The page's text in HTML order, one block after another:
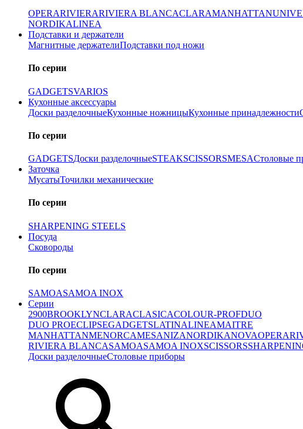
OPERARIVIERARIVIERA BLANCACLARAMANHATTAN
NORDIKALINEA
Подставки и держатели
Магнитные держателиПодставки под ножи
По серии
GADGETSVARIOS
Кухонные аксессуары
Доски разделочныеКухонные ножницыКухонные принадлежности
По серии
GADGETSДоски разделочныеSTEAKSCISSORSMESAСтоловые
Заточка
МусатыТочилки механические
По серии
SHARPENING STEELS
Посуда
Сковороды
По серии
SAMOASAMOA INOX
Серии
2900BROOKLYNCLARACLASICACOLOUR-PROFDUO
DUO PROECLIPSEGADGETSLATINALINEAMAITRE
MANHATTANMENORCAMESANIZANORDIKANOVAOPERA
RIVIERA BLANCASAMOASAMOA INOXSCISSORS
Доски разделочныеСтоловые приборы